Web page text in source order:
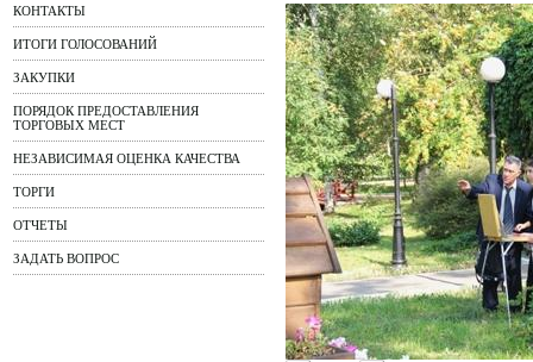
КОНТАКТЫ
ИТОГИ ГОЛОСОВАНИЙ
ЗАКУПКИ
ПОРЯДОК ПРЕДОСТАВЛЕНИЯ
ТОРГОВЫХ МЕСТ
НЕЗАВИСИМАЯ ОЦЕНКА КАЧЕСТВА
ТОРГИ
ОТЧЕТЫ
ЗАДАТЬ ВОПРОС